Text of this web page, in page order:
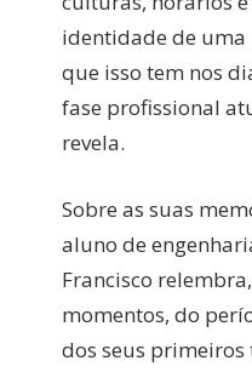
identidade de uma
que isso tem nos
fase profissional
revela.
Sobre as suas
aluno de
Francisco
momentos, do
dos seus